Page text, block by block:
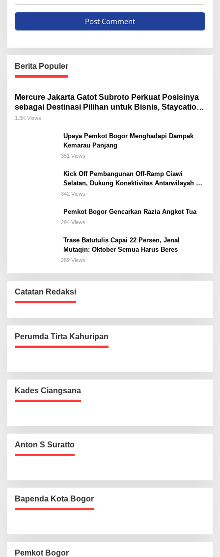
Berita Populer
Mercure Jakarta Gatot Subroto Perkuat Posisinya
sebagai Destinasi Pilihan untuk Bisnis, Staycation,
Meeting, dan Kuliner di Jakarta Selatan
1.3K Views
Upaya Pemkot Bogor Menghadapi Dampak
Kemarau Panjang
351 Views
Kick Off Pembangunan Off-Ramp Ciawi
Selatan, Dukung Konektivitas Antarwilayah di
Bogor Selatan
342 Views
Pemkot Bogor Gencarkan Razia Angkot Tua
294 Views
Trase Batutulis Capai 22 Persen, Jenal
Mutaqin: Oktober Semua Harus Beres
289 Views
Catatan Redaksi
Perumda Tirta Kahuripan
Kades Ciangsana
Anton S Suratto
Bapenda Kota Bogor
Pemkot Bogor